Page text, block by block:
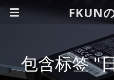
FKUN
包含标签 "